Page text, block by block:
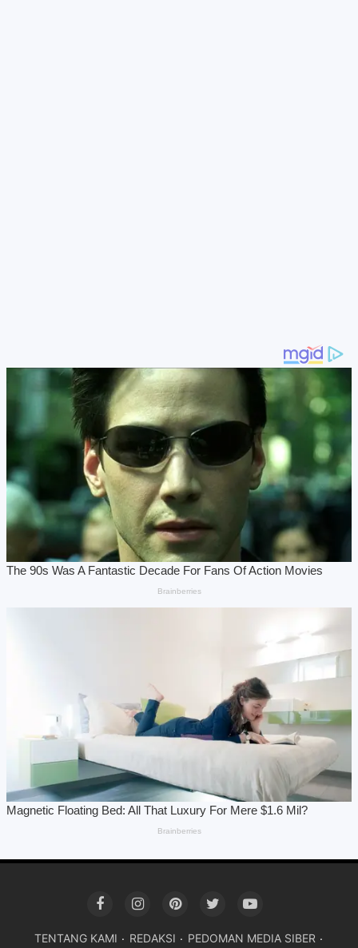
TENTANG KAMI REDAKSI PEDOMAN MEDIA SIBER